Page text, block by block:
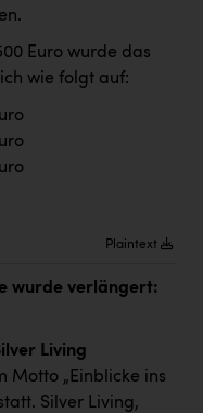
Euro wurde das
wie folgt auf:
Plaintext
wurde verlängert:
Living
Motto „Einblicke ins
Silver Living,